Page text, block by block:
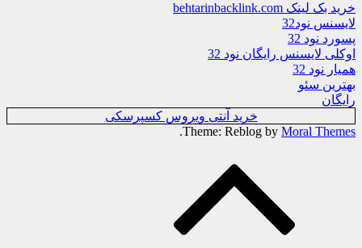
خرید بک لینک behtarinbacklink.com
لایسنس نود32
پسورد نود 32
اوکلی لایسنس رایگان نود 32
همیار نود 32
بهترین سئو
رایگان
خرید آنتی ویروس کسپرسکی
Theme: Reblog by Moral Themes
.